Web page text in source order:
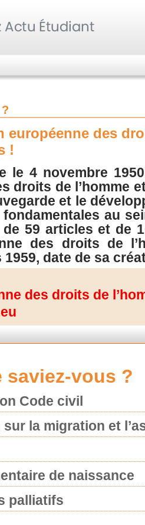
européenne des
!
le 4 novembre
droits de l’homme
et le
au
59 articles et de
des droits de
date de sa
des droits de
saviez-vous ?
Code civil
la migration et
de naissance
palliatifs